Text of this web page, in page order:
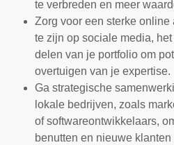
te verbreden en meer
Zorg voor een sterke
te zijn op sociale media,
delen van je portfolio om
overtuigen van je expertise.
Ga strategische
lokale bedrijven, zoals
of softwareontwikkelaars,
benutten en nieuwe klanten